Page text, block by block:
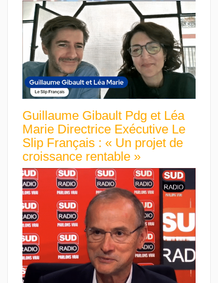
Guillaume Gibault Pdg et Léa
Marie Directrice Exécutive Le
Slip Français : « Un projet de
croissance rentable »